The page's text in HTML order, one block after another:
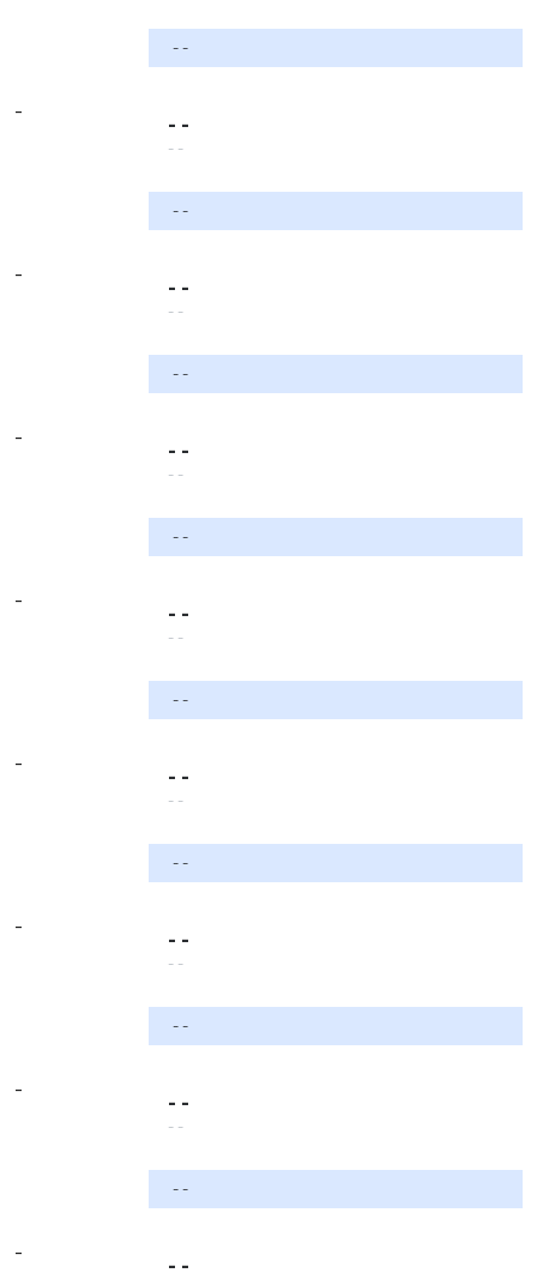
- -
-
- -
- -
- -
-
- -
- -
- -
-
- -
- -
- -
-
- -
- -
- -
-
- -
- -
- -
-
- -
- -
- -
-
- -
- -
- -
-
- -